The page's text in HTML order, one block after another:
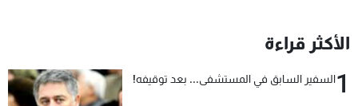
الأكثر قراءة
1السفير السابق في المستشفى... بعد توقيفه!